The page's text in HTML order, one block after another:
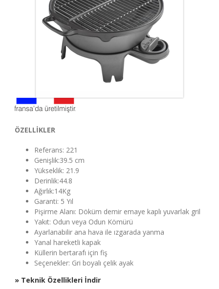
ÖZELLİKLER
Referans: 221
Genişlik:39.5 cm
Yükseklik: 21.9
Derinlik:44.8
Ağırlık:14Kg
Garanti: 5 Yıl
Pişirme Alanı: Döküm demir emaye kaplı yuvarlak gril
Yakıt: Odun veya Odun Kömürü
Ayarlanabilir ana hava ile ızgarada yanma
Yanal hareketli kapak
Küllerin bertarafı için fiş
Seçenekler: Gri boyalı çelik ayak
» Teknik Özellikleri İndir